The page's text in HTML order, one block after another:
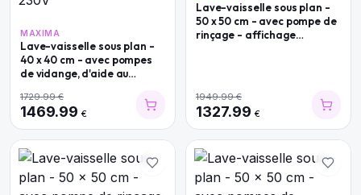
MAXIMA
Lave-vaisselle sous plan -
40 x 40 cm - avec pompes
de vidange, d'aide au
affichage numérique - 230V
1729.99€
1469.99 €
Lave-vaisselle sous plan -
50 x 50 cm - avec pompe de
rinçage - affichage
1949.99€
1327.99 €